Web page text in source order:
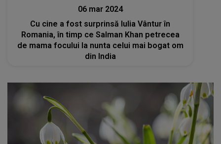
06 mar 2024
Cu cine a fost surprinsă Iulia Vântur în
Romania, în timp ce Salman Khan petrecea
de mama focului la nunta celui mai bogat om
din India